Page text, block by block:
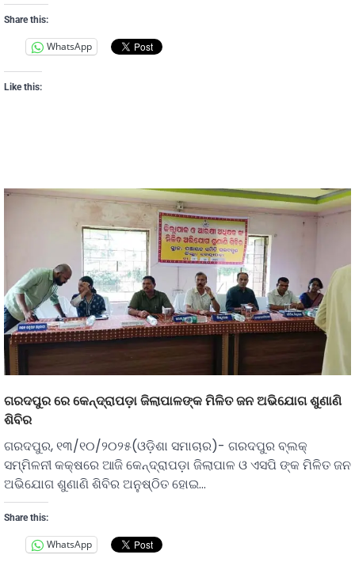
Share this:
WhatsApp
Like this:
ଗରଦପୁର ରେ କେନ୍ଦ୍ରାପଡ଼ା ଜିଲାପାଳଙ୍କ ମିଳିତ ଜନ ଅଭିଯୋଗ ଶୁଣାଣି
ଶିବିର
ଗରଦପୁର, ୧୩/୧୦/୨୦୨୫(ଓଡ଼ିଶା ସମାଚାର)- ଗରଦପୁର ବ୍ଲକ୍
ସମ୍ମିଳନୀ କକ୍ଷରେ ଆଜି କେନ୍ଦ୍ରାପଡ଼ା ଜିଲାପାଳ ଓ ଏସପି ଙ୍କ ମିଳିତ ଜନ
ଅଭିଯୋଗ ଶୁଣାଣି ଶିବିର ଅନୁଷ୍ଠିତ ହୋଇ…
Share this:
WhatsApp